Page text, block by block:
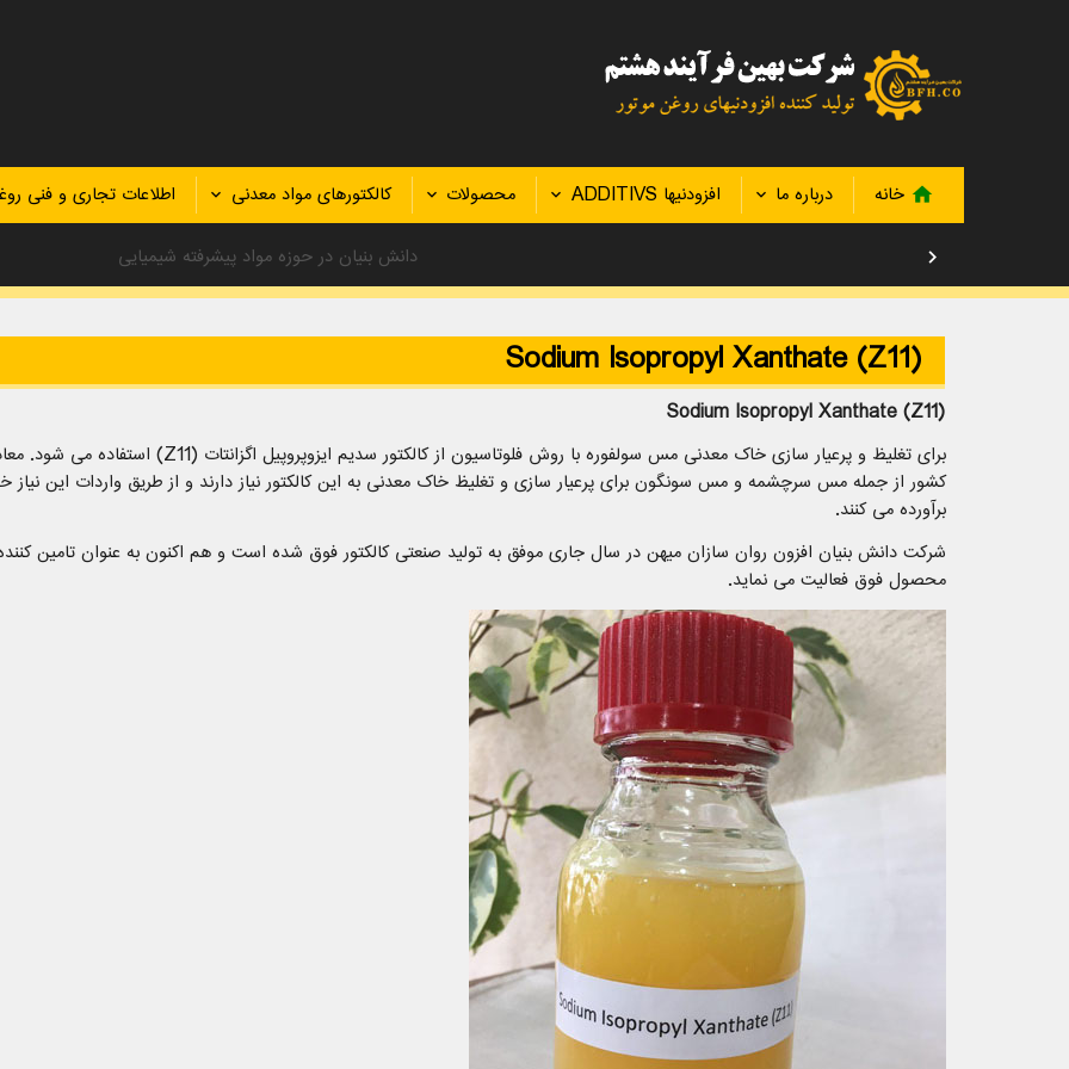
home خانه درباره ما افزودنیها ADDITIVS محصولات کالکتورهای مواد معدنی اطلاعات تجاری و فنی
chevron_right دانش بنیان در حوزه مواد پیشرفته شیمیایی
(Sodium Isopropyl Xanthate (Z11
(Sodium Isopropyl Xanthate (Z11
برای تغلیظ و پرعیار سازی خاک معدنی مس سولفوره با روش فلوتاسیون از کالکتور سدیم ایزوپروپیل اگزانتات Z11)
(استفاده می شود.
کشور از جمله مس سرچشمه و مس سونگون برای پرعیار سازی و تغلیظ خاک معدنی به این کالکتور نیاز دارند و از طریق واردات این نیاز
برآورده می کنند.
شرکت دانش بنیان افزون روان سازان میهن در سال جاری موفق به تولید صنعتی کالکتور فوق شده است و هم اکنون به عنوان تامین
محصول فوق فعالیت می نماید.